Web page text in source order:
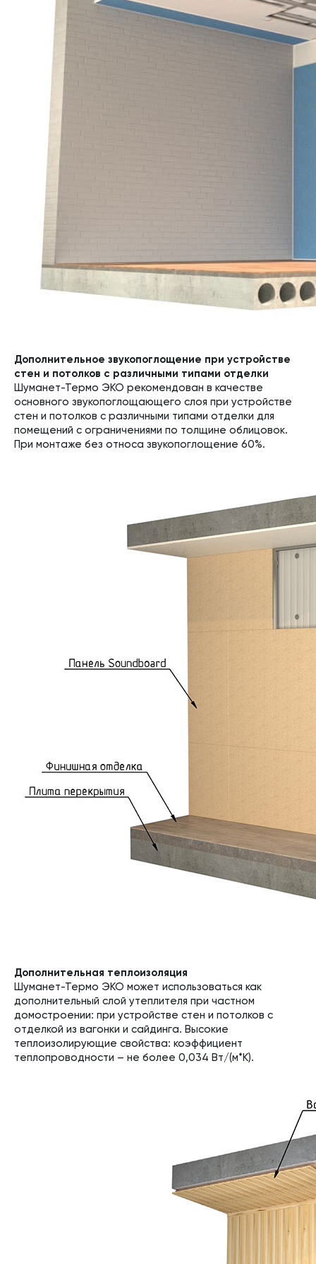
Дополнительное звукопоглощение при устройстве
стен и потолков с различными типами отделки
Шуманет-Термо ЭКО рекомендован в качестве
основного звукопоглощающего слоя при устройстве
стен и потолков с различными типами отделки для
помещений с ограничениями по толщине облицовок.
При монтаже без относа звукопоглощение 60%.
Дополнительная теплоизоляция
Шуманет-Термо ЭКО может использоваться как
дополнительный слой утеплителя при частном
домостроении: при устройстве стен и потолков с
отделкой из вагонки и сайдинга. Высокие
теплоизолирующие свойства: коэффициент
теплопроводности – не более 0,034 Вт/(м*К).